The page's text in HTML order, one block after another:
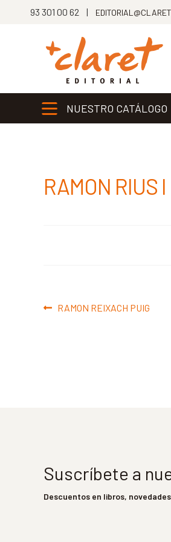
93 301 00 62 |
NUESTRO CATÁLOGO
RAMON RIUS
Navegación
Anterior:
RAMON REIXACH PUIG
Suscríbete a
Descuentos en libros,